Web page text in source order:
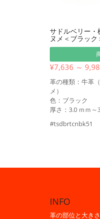
サドルベリー・
ヌメ＜ブラック
¥7,636 ～
革の種類：牛革
メ）
色：ブラック
厚さ：3.0 ｍｍ
#tsdbrtcnbk51
INFO
革の部位と大きさ